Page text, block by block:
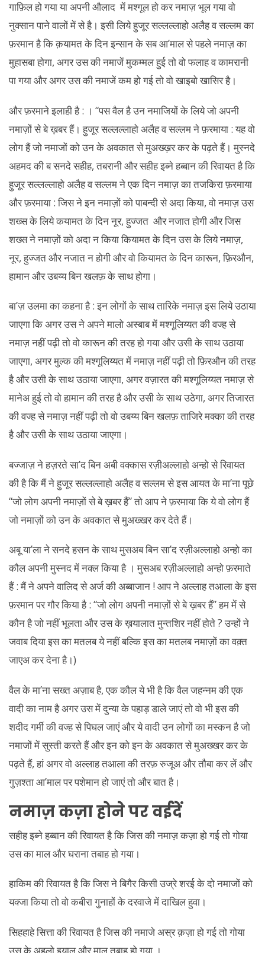
गाफ़िल हो गया या अपनी औलाद में मश्गूल हो कर नमाज़ भूल गया वो
नुक्सान पाने वालों में से है। इसी लिये हुजूर सल्लल्लाहो अलैह व सल्लम का
फ़रमान है कि क़यामत के दिन इन्सान के सब आ’माल से पहले नमाज़ का
मुहासबा होगा, अगर उस की नमाजें मुकम्मल हुई तो वो फलाह व कामरानी
पा गया और अगर उस की नमाजें कम हो गई तो वो खाइबो खासिर है।
और फ़रमाने इलाही है : । “पस वैल है उन नमाजियों के लिये जो अपनी
नमाज़ों से बे ख़बर हैं। हुजूर सल्लल्लाहो अलैह व सल्लम ने फ़रमाया : यह वो
लोग हैं जो नमाजों को उन के अवकात से मुअख्ख़र कर के पढ़ते हैं। मुस्नदे
अहमद की ब सनदे सहीह, तबरानी और सहीह इब्ने हब्बान की रिवायत है कि
हुजूर सल्लल्लाहो अलैह व सल्लम ने एक दिन नमाज़ का तजकिरा फ़रमाया
और फ़रमाया : जिस ने इन नमाज़ों को पाबन्दी से अदा किया, वो नमाज़ उस
शख्स के लिये कयामत के दिन नूर, हुज्जत और नजात होगी और जिस
शख्स ने नमाज़ों को अदा न किया कियामत के दिन उस के लिये नमाज़,
नूर, हुज्जत और नजात न होगी और वो कियामत के दिन कारून, फ़िरऔन,
हामान और उबय्य बिन खलफ़ के साथ होगा।
बा’ज़ उलमा का कहना है : इन लोगों के साथ तारिके नमाज़ इस लिये उठाया
जाएगा कि अगर उस ने अपने मालो अस्बाब में मश्गूलिय्यत की वज्ह से
नमाज़ नहीं पढ़ी तो वो कारून की तरह हो गया और उसी के साथ उठाया
जाएगा, अगर मुल्क की मश्गूलिय्यत में नमाज़ नहीं पढ़ी तो फ़िरऔन की तरह
है और उसी के साथ उठाया जाएगा, अगर वज़ारत की मश्गूलिय्यत नमाज़ से
मानेअ हुई तो वो हामान की तरह है और उसी के साथ उठेगा, अगर तिजारत
की वज्ह से नमाज़ नहीं पढ़ी तो वो उबय्य बिन खलफ़ ताजिरे मक्का की तरह
है और उसी के साथ उठाया जाएगा।
बज्जाज़ ने हज़रते सा’द बिन अबी वक्कास रज़ीअल्लाहो अन्हो से रिवायत
की है कि मैं ने हुजूर सल्लल्लाहो अलैह व सल्लम से इस आयत के मा’ना पूछे
“जो लोग अपनी नमाज़ों से बे ख़बर हैं” तो आप ने फ़रमाया कि ये वो लोग हैं
जो नमाज़ों को उन के अवकात से मुअख्खर कर देते हैं।
अबू या’ला ने सनदे हसन के साथ मुसअब बिन सा’द रज़ीअल्लाहो अन्हो का
कौल अपनी मुस्नद में नक्ल किया है । मुसअब रज़ीअल्लाहो अन्हो फ़रमाते
हैं : मैं ने अपने वालिद से अर्ज की अब्बाजान ! आप ने अल्लाह तआला के इस
फ़रमान पर गौर किया है : “जो लोग अपनी नमाज़ों से बे ख़बर हैं” हम में से
कौन है जो नहीं भूलता और उस के ख़यालात मुन्तशिर नहीं होते ? उन्हों ने
जवाब दिया इस का मतलब ये नहीं बल्कि इस का मतलब नमाज़ों का वक़्त
जाएअ कर देना है।)
वैल के मा’ना सख्त अज़ाब है, एक कौल ये भी है कि वैल जहन्नम की एक
वादी का नाम है अगर उस में दुन्या के पहाड़ डाले जाएं तो वो भी इस की
शदीद गर्मी की वज्ह से पिघल जाएं और ये वादी उन लोगों का मस्कन है जो
नमाजों में सुस्ती करते हैं और इन को इन के अवकात से मुअख्खर कर के
पढ़ते हैं, हां अगर वो अल्लाह तआला की तरफ़ रुजूअ और तौबा कर लें और
गुज़श्ता आ’माल पर पशेमान हो जाएं तो और बात है।
नमाज़ कज़ा होने पर वईदें
सहीह इब्ने हब्बान की रिवायत है कि जिस की नमाज़ कज़ा हो गई तो गोया
उस का माल और घराना तबाह हो गया।
हाकिम की रिवायत है कि जिस ने बिगैर किसी उज्रे शरई के दो नमाजों को
यक्जा किया तो वो कबीरा गुनाहों के दरवाजे में दाखिल हुवा।
सिहहाहे सित्ता की रिवायत है जिस की नमाजे अस्र क़ज़ा हो गई तो गोया
उस के अहलो इयाल और माल तबाह हो गया ।